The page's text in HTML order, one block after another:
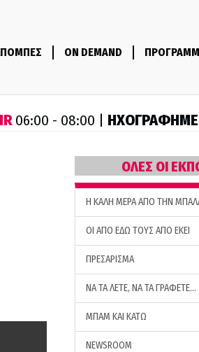
ON DEMAND
06:00 - 08:00 |
ΟΛΕΣ ΟΙ
H ΚΑΛΗ ΜΕΡΑ ΑΠΟ ΤΗΝ
ΟΙ ΑΠΟ ΕΔΩ ΤΟΥΣ ΑΠΟ ΕΚΕΙ
ΠΡΕΣΑΡΙΣΜΑ
ΝΑ ΤΑ ΛΕΤΕ, ΝΑ ΤΑ ΓΡΑΦΕΤΕ…
ΜΠΑΜ ΚΑΙ ΚΑΤΩ
NEWSROOM